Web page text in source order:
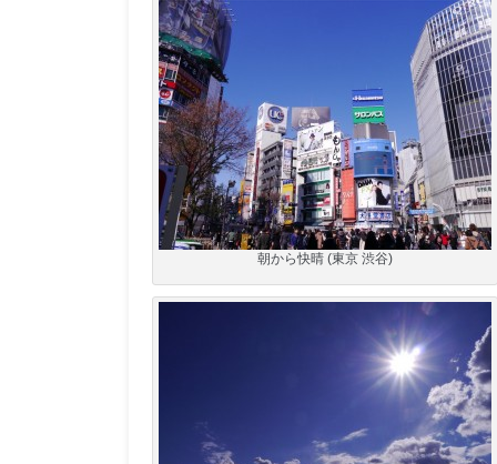
朝から快晴 (東京 渋谷)